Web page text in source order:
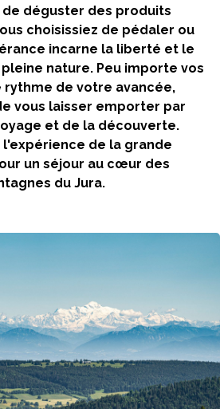
déguster des produits
choisissiez de pédaler ou
incarne la liberté et le
nature. Peu importe vos
rythme de votre avancée,
vous laisser emporter par
et de la découverte.
l'expérience de la grande
un séjour au cœur des
du Jura.